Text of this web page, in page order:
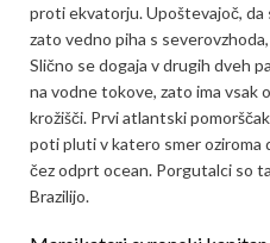
proti ekvatorju. Upoštevajoč, da
zato vedno piha s
Slično se dogaja v drugih dveh
na vodne tokove, zato ima vsak
krožišči. Prvi atlantski
poti pluti v katero smer oziroma
čez odprt ocean. Porgutalci so
Brazilijo.